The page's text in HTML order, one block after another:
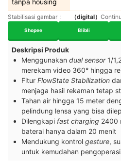
tanpa housing
Stabilisasi gambar （digital）
Shopee Blibli
Deskripsi Produk
Menggunakan dual sensor1/
merekam video 360° hingga
Fitur FlowState Stabilization
menjaga hasil rekaman tetap
Tahan air hingga 15 meter
pelindung lensa yang bisa
Dilengkapi fast charging 2400
baterai hanya dalam 20 menit
Mendukung kontrol gesture,
untuk kemudahan